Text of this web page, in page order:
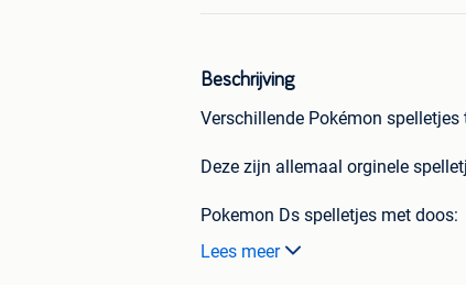
Beschrijving
Verschillende Pokémon
Deze zijn allemaal orginele
Pokemon Ds spelletjes met doos:
- Pokémon Soulsilver Big Box
Lees meer